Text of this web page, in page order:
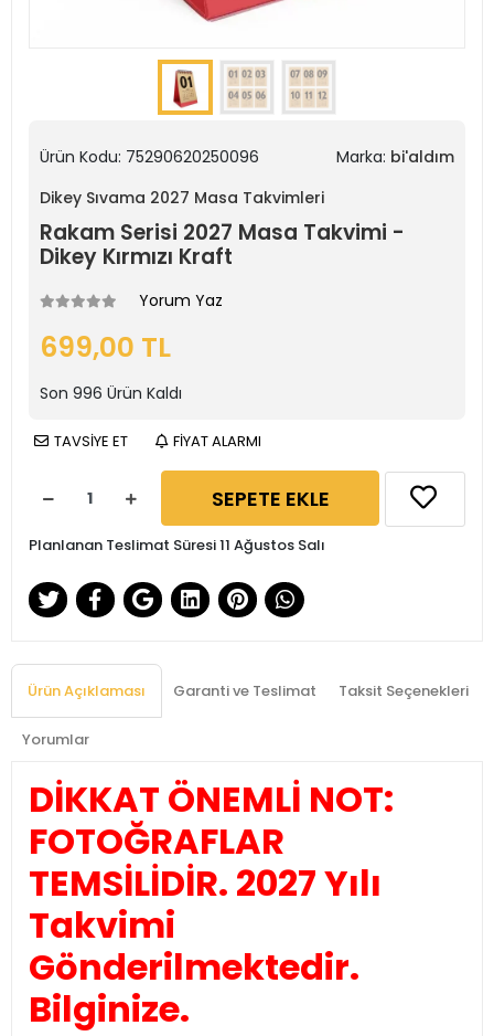
Ürün Kodu: 75290620250096 Marka: bi'aldım
Dikey Sıvama 2027 Masa Takvimleri
Rakam Serisi 2027 Masa Takvimi -
Dikey Kırmızı Kraft
Yorum Yaz
699,00 TL
Son 996 Ürün Kaldı
TAVSİYE ET FİYAT ALARMI
SEPETE EKLE
Planlanan Teslimat Süresi 11 Ağustos Salı
Ürün Açıklaması Garanti ve Teslimat Taksit Seçenekleri
Yorumlar
DİKKAT ÖNEMLİ NOT:
FOTOĞRAFLAR
TEMSİLİDİR. 2027 Yılı
Takvimi
Gönderilmektedir.
Bilginize.